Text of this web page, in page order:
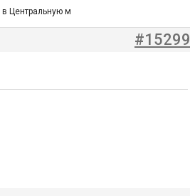
в Центральную м
#15299